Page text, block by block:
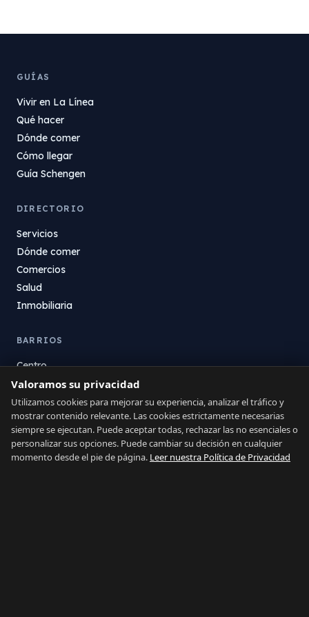
GUÍAS
Vivir en La Línea
Qué hacer
Dónde comer
Cómo llegar
Guía Schengen
DIRECTORIO
Servicios
Dónde comer
Comercios
Salud
Inmobiliaria
BARRIOS
Centro
La Atunara
Poniente
El Zabal
Santa Margarita
La Alcaidesa
Valoramos su privacidad
Utilizamos cookies para mejorar su experiencia, analizar el tráfico y
mostrar contenido relevante. Las cookies estrictamente necesarias
siempre se ejecutan. Puede aceptar todas, rechazar las no esenciales o
personalizar sus opciones. Puede cambiar su decisión en cualquier
momento desde el pie de página. Leer nuestra Política de Privacidad